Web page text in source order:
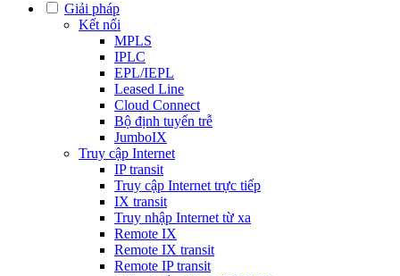
Giải pháp
Kết nối
MPLS
IPLC
EPL/IEPL
Leased Line
Cloud Connect
Bộ định tuyến trễ
JumboIX
Truy cập Internet
IP transit
Truy cập Internet trực tiếp
IX transit
Truy nhập Internet từ xa
Remote IX
Remote IX transit
Remote IP transit